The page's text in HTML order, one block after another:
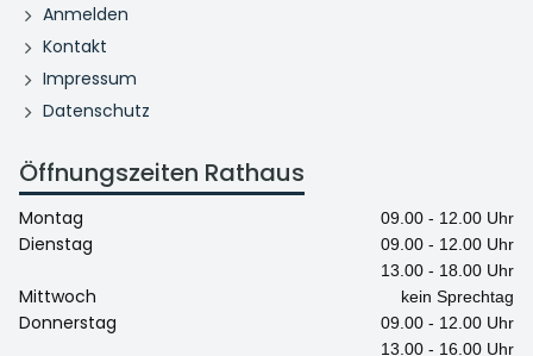
Anmelden
Kontakt
Impressum
Datenschutz
Öffnungszeiten Rathaus
Montag 09.00 - 12.00 Uhr
Dienstag
09.00 - 12.00 Uhr
13.00 - 18.00 Uhr
Mittwoch kein Sprechtag
Donnerstag
09.00 - 12.00 Uhr
13.00 - 16.00 Uhr